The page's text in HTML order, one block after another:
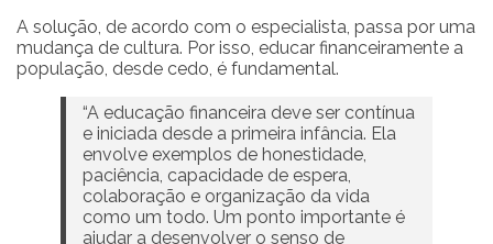
A solução, de acordo com o especialista, passa por uma
mudança de cultura. Por isso, educar financeiramente a
população, desde cedo, é fundamental.
“A educação financeira deve ser contínua
e iniciada desde a primeira infância. Ela
envolve exemplos de honestidade,
paciência, capacidade de espera,
colaboração e organização da vida
como um todo. Um ponto importante é
ajudar a desenvolver o senso de